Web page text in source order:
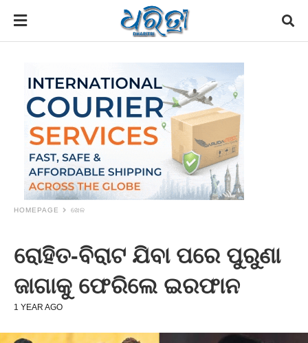
HOMEPAGE ଖେଳ
ରୋହିତ-ବିରାଟ ଯିବା ପରେ ପୁରୁଣା
ଜାଗାକୁ ଫେରିଲେ ଇରଫାନ
1 YEAR AGO